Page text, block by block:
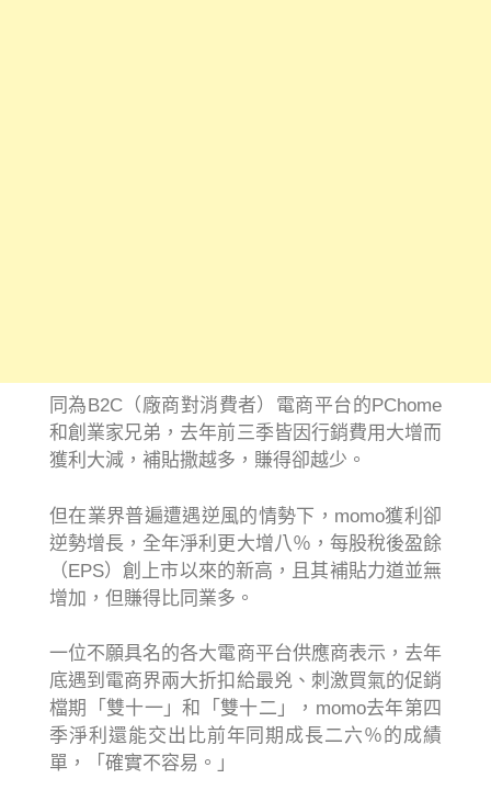
同為B2C（廠商對消費者）電商平台的PChome
和創業家兄弟，去年前三季皆因行銷費用大增而
獲利大減，補貼撒越多，賺得卻越少。
但在業界普遍遭遇逆風的情勢下，momo獲利卻
逆勢增長，全年淨利更大增八％，每股稅後盈餘
（EPS）創上市以來的新高，且其補貼力道並無
增加，但賺得比同業多。
一位不願具名的各大電商平台供應商表示，去年
底遇到電商界兩大折扣給最兇、刺激買氣的促銷
檔期「雙十一」和「雙十二」，momo去年第四
季淨利還能交出比前年同期成長二六％的成績
單，「確實不容易。」